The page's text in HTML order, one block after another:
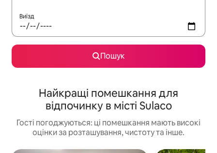
Виїзд
Пошук
Найкращі помешкання для
відпочинку в місті Sulaco
Гості погоджуються: ці помешкання мають високі
оцінки за розташування, чистоту та інше.